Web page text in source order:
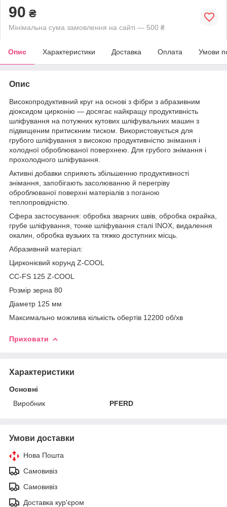
90 ₴
Мінімальна сума замовлення на сайті — 500 ₴
Опис Характеристики Доставка Оплата Умови
Опис
Високопродуктивний круг на основі з фібри з абразивним
діоксидом цирконію — досягає найкращу продуктивність
шліфування на потужних кутових шліфувальних машин з
підвищеним притискним тиском. Використовується для
грубого шліфування з високою продуктивністю знімання і
холодної оброблюваної поверхнею. Для грубого знімання і
прохолодного шліфування.
Активні добавки сприяють збільшенню продуктивності
знімання, запобігають засолюванню й перегріву
оброблюваної поверхні матеріалів з поганою
теплопровідністю.
Сфера застосування: обробка зварних швів, обробка окрайка,
грубе шліфування, тонке шліфування сталі INOX, видалення
окалин, обробка вузьких та тяжко доступних місць.
Абразивний матеріал:
Цирконієвий корунд Z-COOL
CC-FS 125 Z-COOL
Розмір зерна 80
Діаметр 125 мм
Максимально можлива кількість обертів 12200 об/хв
Приховати
Характеристики
Основні
Виробник
PFERD
Умови доставки
Нова Пошта
Самовивіз
Самовивіз
Доставка кур'єром